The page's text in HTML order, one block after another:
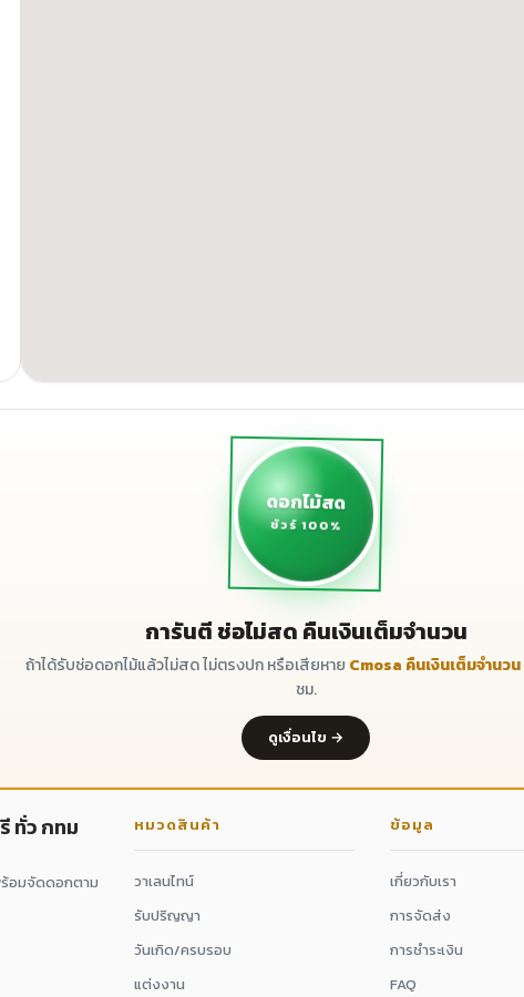
ดอกไม้สด
ชัวร์ 100%
การันตี ช่อไม่สด คืนเงินเต็มจำนวน
ถ้าได้รับช่อดอกไม้แล้วไม่สด ไม่ตรงปก หรือเสียหาย Cmosa คืนเงินเต็มจำนวน
ชม.
ดูเงื่อนไข →
ทั่ว กทม
อมจัดดอกตาม
หมวดสินค้า
วาเลนไทน์
รับปริญญา
วันเกิด/ครบรอบ
แต่งงาน
ข้อมูล
เกี่ยวกับเรา
การจัดส่ง
การชำระเงิน
FAQ